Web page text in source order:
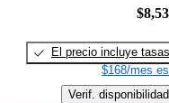
El precio incluye tasas
$168/mes
Verif. disponibilidad